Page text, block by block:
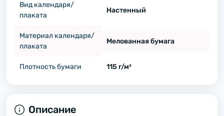
Вид календаря/
плаката
Настенный
Материал календаря/
плаката
Мелованная бумага
Плотность бумаги 115 г/м²
Описание